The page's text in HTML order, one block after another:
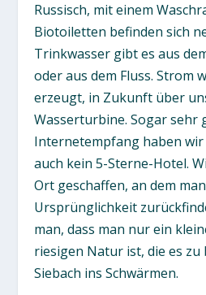
Russisch, mit einem
Biotoiletten befinden sich
Trinkwasser gibt es aus
oder aus dem Fluss. Strom
erzeugt, in Zukunft über
Wasserturbine. Sogar sehr
Internetempfang haben wir
auch kein 5-Sterne-Hotel.
Ort geschaffen, an dem
Ursprünglichkeit
man, dass man nur ein
riesigen Natur ist, die es
Siebach ins Schwärmen.